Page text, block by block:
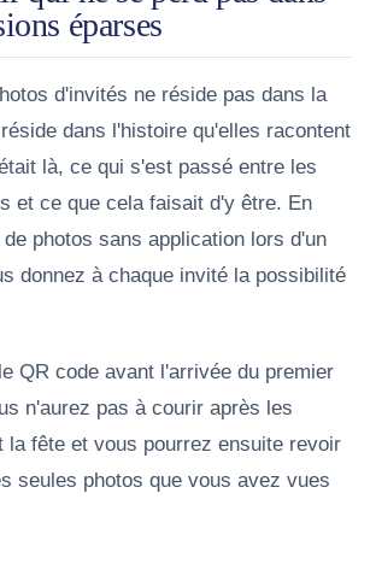
éparses
d'invités ne réside pas dans la
dans l'histoire qu'elles racontent
là, ce qui s'est passé entre les
et ce que cela faisait d'y être. En
photos sans application lors d'un
donnez à chaque invité la possibilité
QR code avant l'arrivée du premier
n'aurez pas à courir après les
la fête et vous pourrez ensuite revoir
seules photos que vous avez vues